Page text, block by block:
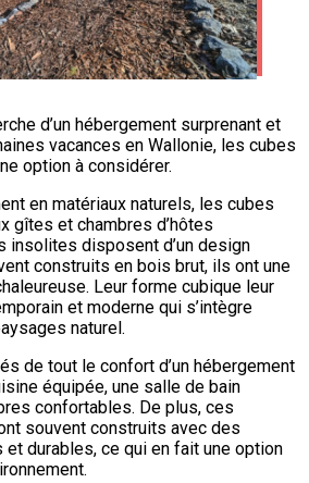
d’un hébergement surprenant et
vacances en Wallonie, les cubes
option à considérer.
en matériaux naturels, les cubes
gîtes et chambres d’hôtes
insolites disposent d’un design
construits en bois brut, ils ont une
Leur forme cubique leur
et moderne qui s’intègre
naturel.
de tout le confort d’un hébergement
équipée, une salle de bain
confortables. De plus, ces
souvent construits avec des
durables, ce qui en fait une option